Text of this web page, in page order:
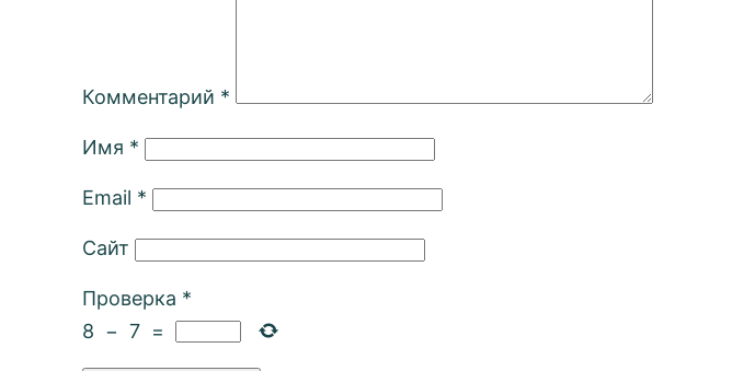
Комментарий *
Имя *
Email *
Сайт
Проверка *
8 − 7 =